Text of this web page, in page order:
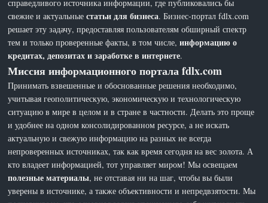
справедливого источника информации, где публиковались бы
свежие и актуальныестатьи для бизнеса. Бизнес-портал fdlx.com
решает эту задачу, предоставляя пользователям обширный спектр
тем и только проверенные факты, в том числе,информацию о
кредитах, депозитах и заработке в интернете.
Миссия информационного портала fdlx.com
Принимать взвешенные и обоснованные решения необходимо,
учитывая геополитическую, экономическую и технологическую
ситуацию в мире в целом и в стране в частности. Делать это проще
и удобнее на одном консолидированном ресурсе, а не искать
актуальную и свежую информацию на разных не всегда
непроверенных источниках, так как время сегодня на вес золота. А
кто владеет информацией, тот управляет миром! Мы освещаем
полезные материалы, не отставая ни на шаг, чтобы вы были
уверены в источнике, а также объективности и непредвзятости. Мы